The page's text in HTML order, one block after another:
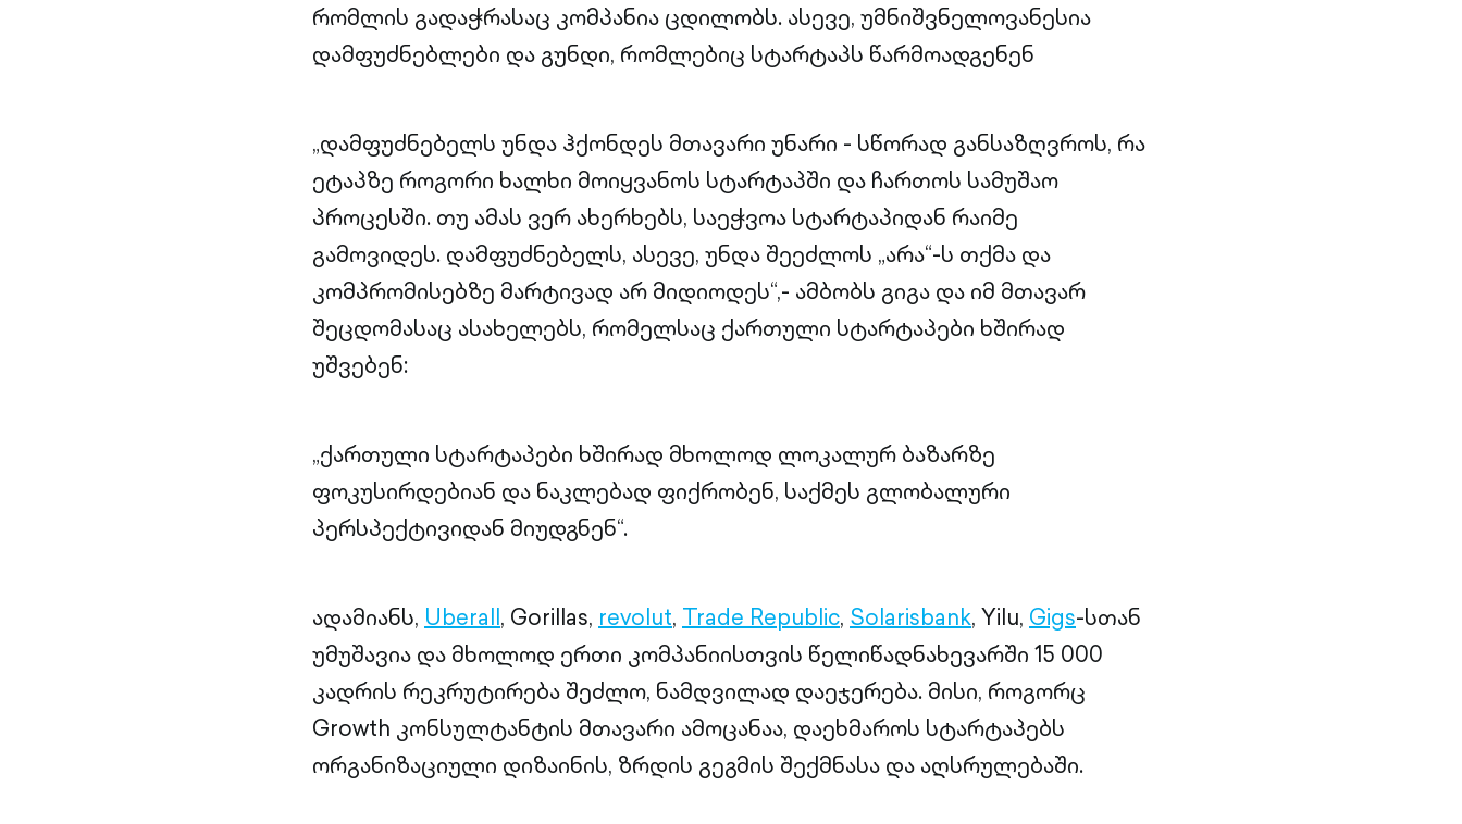
რომლის გადაჭრასაც კომპანია ცდილობს. ასევე, უმნიშვნელოვანესია
დამფუძნებლები და გუნდი, რომლებიც სტარტაპს წარმოადგენენ
„დამფუძნებელს უნდა ჰქონდეს მთავარი უნარი - სწორად განსაზღვროს, რა
ეტაპზე როგორი ხალხი მოიყვანოს სტარტაპში და ჩართოს სამუშაო
პროცესში. თუ ამას ვერ ახერხებს, საეჭვოა სტარტაპიდან რაიმე
გამოვიდეს. დამფუძნებელს, ასევე, უნდა შეეძლოს „არა“-ს თქმა და
კომპრომისებზე მარტივად არ მიდიოდეს“,- ამბობს გიგა და იმ მთავარ
შეცდომასაც ასახელებს, რომელსაც ქართული სტარტაპები ხშირად
უშვებენ:
„ქართული სტარტაპები ხშირად მხოლოდ ლოკალურ ბაზარზე
ფოკუსირდებიან და ნაკლებად ფიქრობენ, საქმეს გლობალური
პერსპექტივიდან მიუდგნენ“.
ადამიანს, Uberall, Gorillas, revolut, Trade Republic, Solarisbank, Yilu, Gigs-სთან
უმუშავია და მხოლოდ ერთი კომპანიისთვის წელიწადნახევარში 15 000
კადრის რეკრუტირება შეძლო, ნამდვილად დაეჯერება. მისი, როგორც
Growth კონსულტანტის მთავარი ამოცანაა, დაეხმაროს სტარტაპებს
ორგანიზაციული დიზაინის, ზრდის გეგმის შექმნასა და აღსრულებაში.